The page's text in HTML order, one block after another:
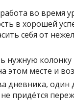
во время
в хорошей
себя от
нужную
этом месте и
дневника, один
придётся